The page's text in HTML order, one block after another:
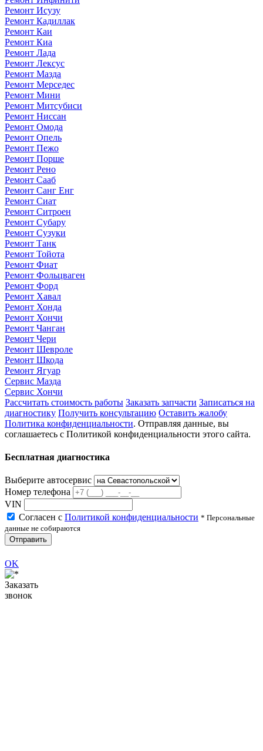
Ремонт Исузу
Ремонт Кадиллак
Ремонт Каи
Ремонт Киа
Ремонт Лада
Ремонт Лексус
Ремонт Мазда
Ремонт Мерседес
Ремонт Мини
Ремонт Митсубиси
Ремонт Ниссан
Ремонт Омода
Ремонт Опель
Ремонт Пежо
Ремонт Порше
Ремонт Рено
Ремонт Сааб
Ремонт Санг Енг
Ремонт Сиат
Ремонт Ситроен
Ремонт Субару
Ремонт Сузуки
Ремонт Танк
Ремонт Тойота
Ремонт Фиат
Ремонт Фольцваген
Ремонт Форд
Ремонт Хавал
Ремонт Хонда
Ремонт Хончи
Ремонт Чанган
Ремонт Чери
Ремонт Шевроле
Ремонт Шкода
Ремонт Ягуар
Сервис Мазда
Сервис Хончи
Рассчитать стоимость работы Заказать запчасти Записаться на
диагностику Получить консультацию Оставить жалобу
Политика конфиденциальности. Отправляя данные, вы
соглашаетесь с Политикой конфиденциальности этого сайта.
Бесплатная диагностика
Выберите автосервис
Номер телефона
VIN
Согласен с Политикой конфиденциальности * Персональные
данные не собираются
Отправить
OK
Заказать
звонок